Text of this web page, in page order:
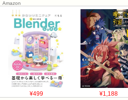
Amazon
¥499 ¥1,188